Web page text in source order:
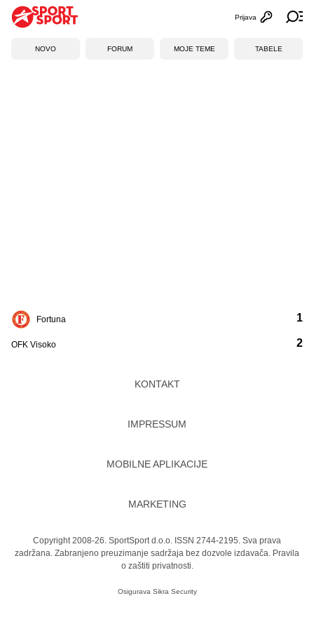
Otvori
Prijava
NOVO FORUM MOJE TEME TABELE
Fortuna
OFK Visoko
1
2
KONTAKT
IMPRESSUM
MOBILNE APLIKACIJE
MARKETING
Copyright 2008-26. SportSport d.o.o. ISSN 2744-2195. Sva prava
zadržana. Zabranjeno preuzimanje sadržaja bez dozvole izdavača. Pravila
o zaštiti privatnosti.
Osigurava Sikra Security